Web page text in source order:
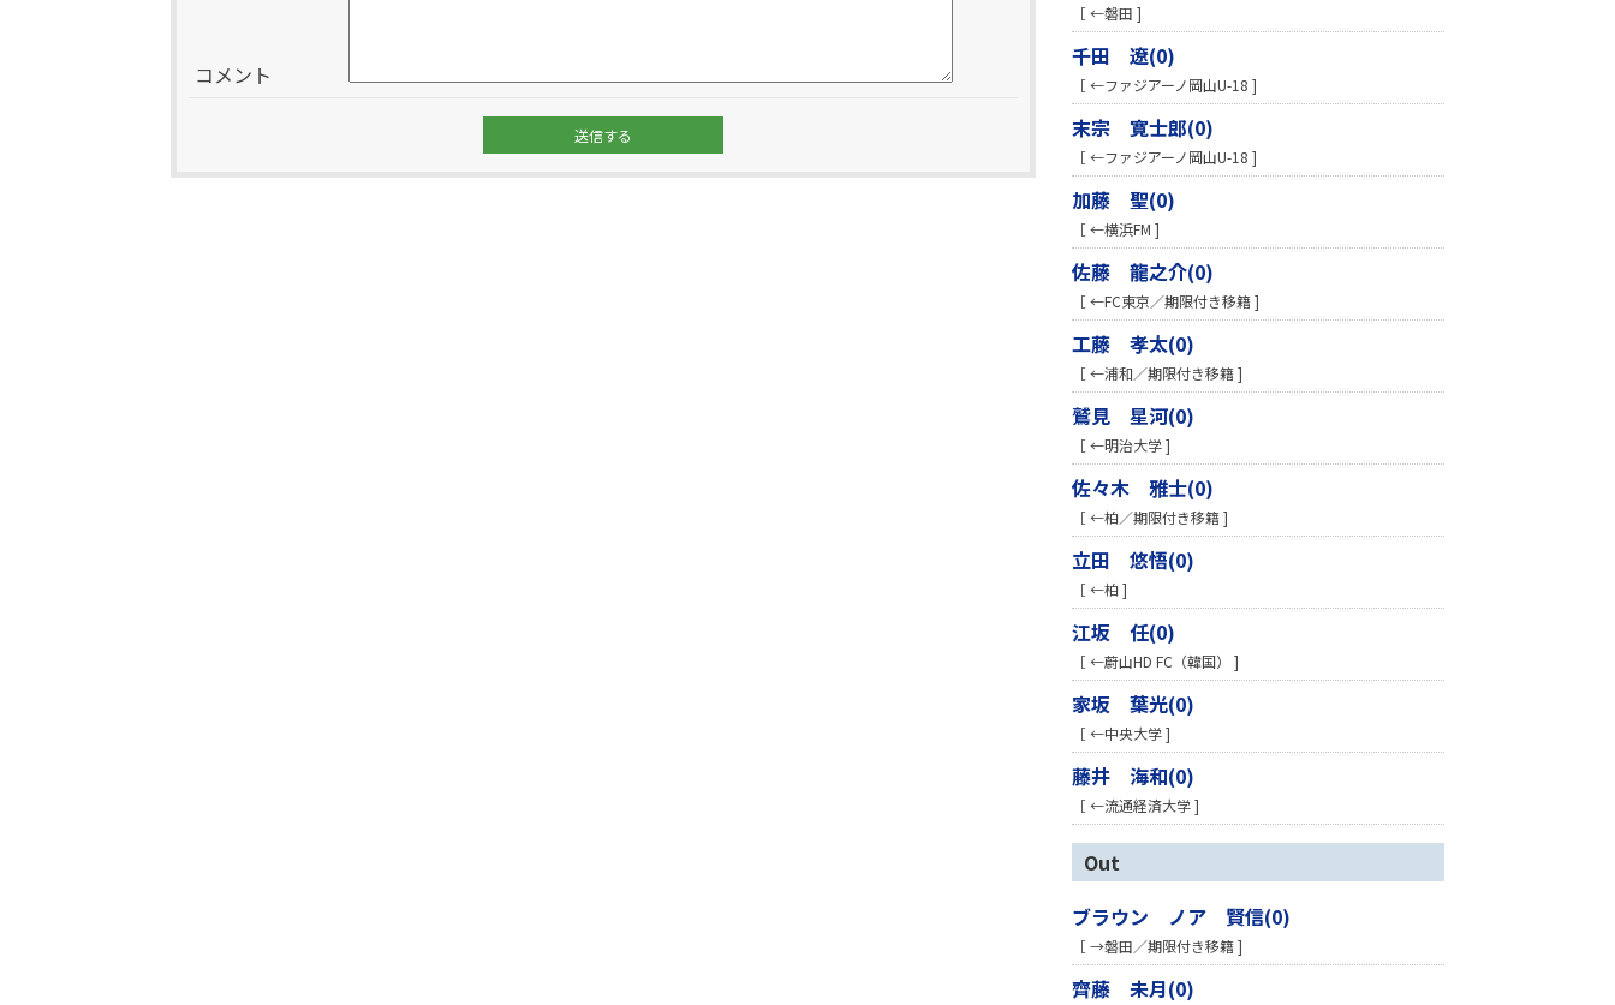
コメント
［ ←磐田 ]
千田 遼(0)
［ ←ファジアーノ岡山U-18 ]
末宗 寛士郎(0)
［ ←ファジアーノ岡山U-18 ]
加藤 聖(0)
［ ←横浜FM ]
佐藤 龍之介(0)
［ ←FC東京／期限付き移籍 ]
工藤 孝太(0)
［ ←浦和／期限付き移籍 ]
鷲見 星河(0)
［ ←明治大学 ]
佐々木 雅士(0)
［ ←柏／期限付き移籍 ]
立田 悠悟(0)
［ ←柏 ]
江坂 任(0)
［ ←蔚山HD FC（韓国） ]
家坂 葉光(0)
［ ←中央大学 ]
藤井 海和(0)
［ ←流通経済大学 ]
Out
ブラウン ノア 賢信(0)
［ →磐田／期限付き移籍 ]
齊藤 未月(0)